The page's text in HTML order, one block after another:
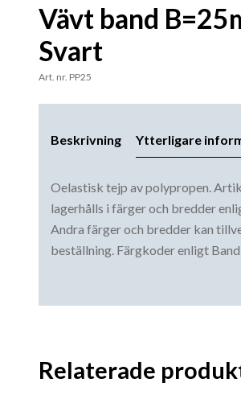
Vävt band
Svart
Art. nr. PP25
Beskrivning Ytterligare
Oelastisk tejp av polypropen.
lagerhålls i färger och bredder
Andra färger och bredder kan
beställning. Färgkoder enligt
Relaterade